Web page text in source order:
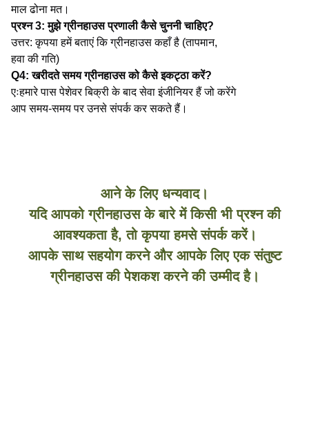
माल ढोना मत।
प्रश्न 3: मुझे ग्रीनहाउस प्रणाली कैसे चुननी चाहिए?
उत्तर: कृपया हमें बताएं कि ग्रीनहाउस कहाँ है (तापमान,
हवा की गति)
Q4: खरीदते समय ग्रीनहाउस को कैसे इकट्ठा करें?
एःहमारे पास पेशेवर बिक्री के बाद सेवा इंजीनियर हैं जो करेंगे
आप समय-समय पर उनसे संपर्क कर सकते हैं।
आने के लिए धन्यवाद।
यदि आपको ग्रीनहाउस के बारे में किसी भी प्रश्न की
आवश्यकता है, तो कृपया हमसे संपर्क करें।
आपके साथ सहयोग करने और आपके लिए एक संतुष्ट
ग्रीनहाउस की पेशकश करने की उम्मीद है।